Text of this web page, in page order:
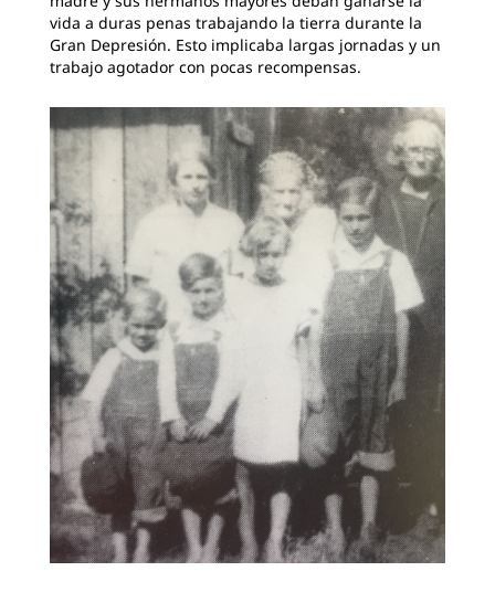
vida a duras penas trabajando la tierra durante la
Gran Depresión. Esto implicaba largas jornadas y un
trabajo agotador con pocas recompensas.